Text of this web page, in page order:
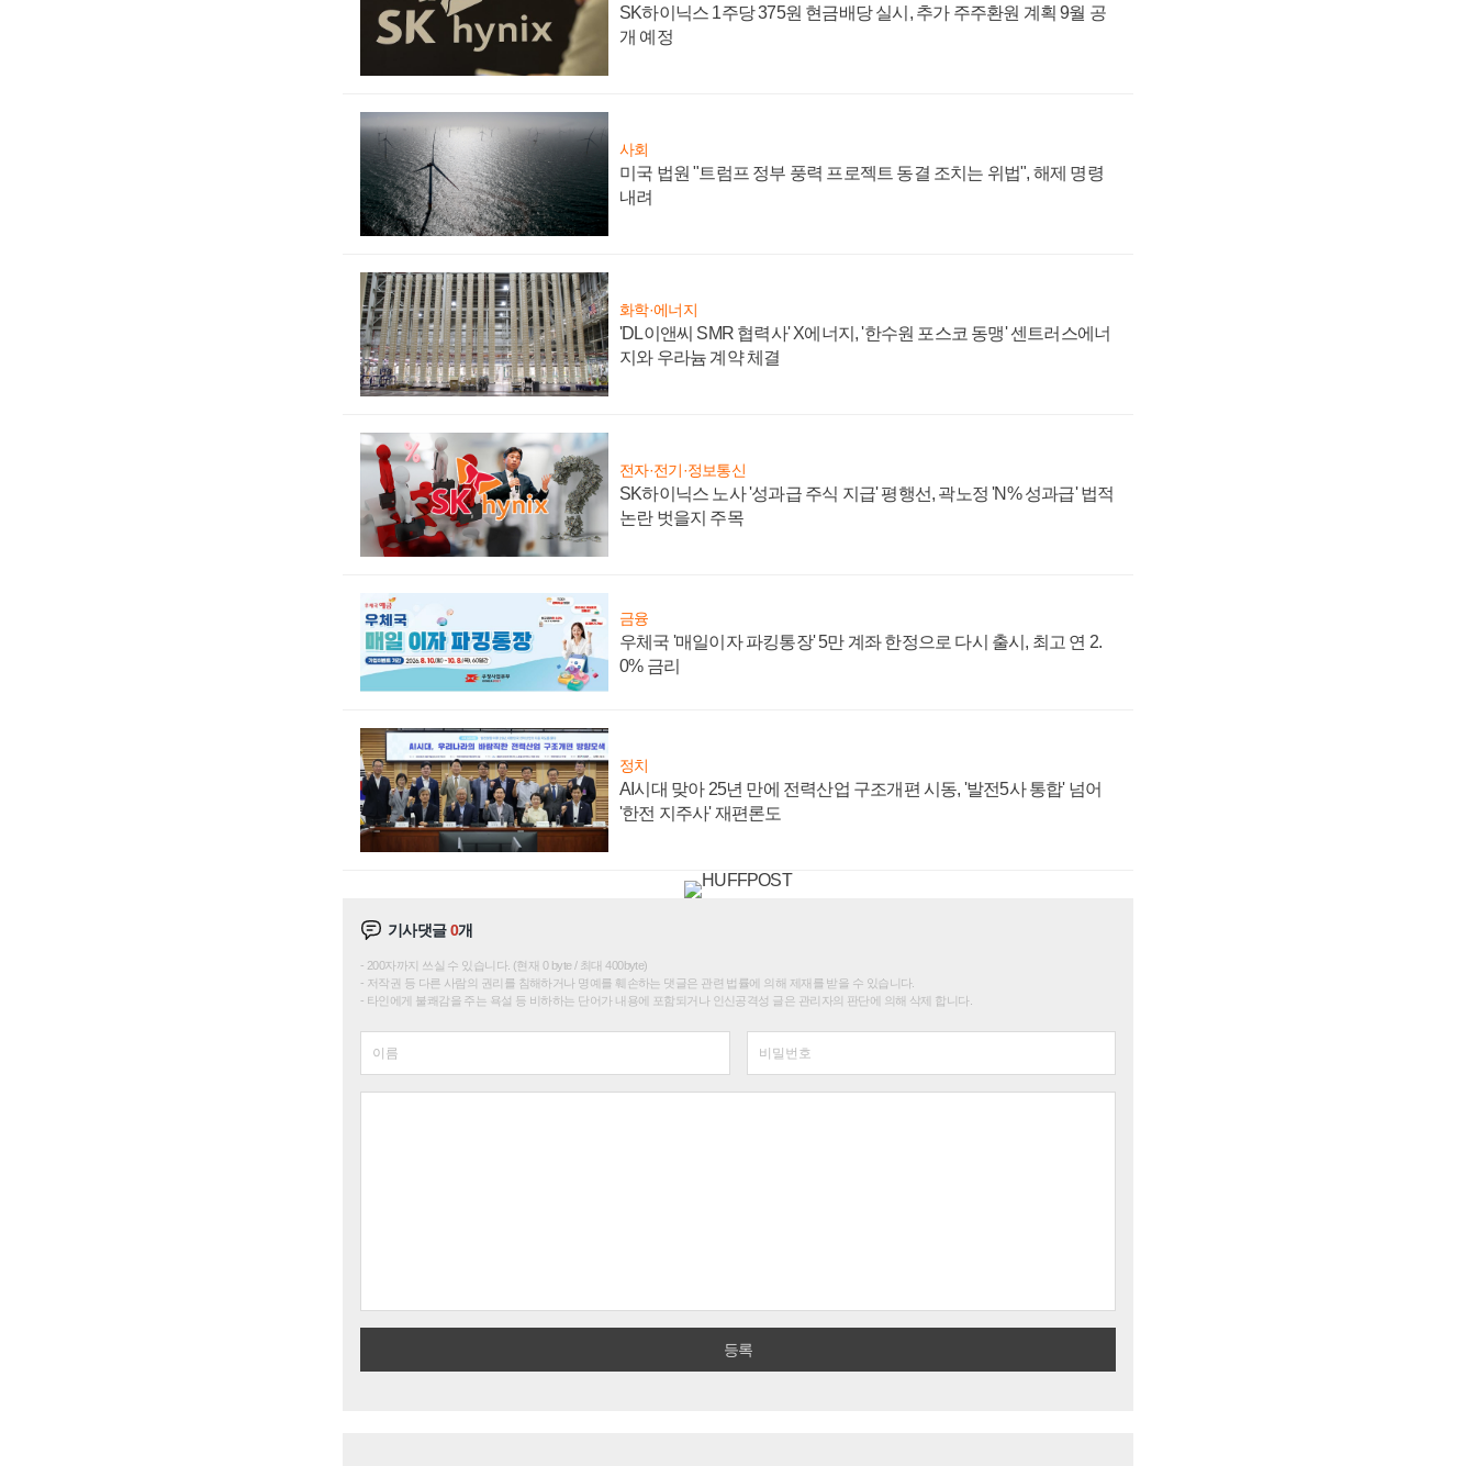
SK하이닉스 1주당 375원 현금배당 실시, 추가 주주환원 계획 9월 공
개 예정
사회
미국 법원 "트럼프 정부 풍력 프로젝트 동결 조치는 위법", 해제 명령
내려
화학·에너지
'DL이앤씨 SMR 협력사' X에너지, '한수원 포스코 동맹' 센트러스에너
지와 우라늄 계약 체결
전자·전기·정보통신
SK하이닉스 노사 '성과급 주식 지급' 평행선, 곽노정 'N% 성과급' 법적
논란 벗을지 주목
금융
우체국 '매일이자 파킹통장' 5만 계좌 한정으로 다시 출시, 최고 연 2.
0% 금리
정치
AI시대 맞아 25년 만에 전력산업 구조개편 시동, '발전5사 통합' 넘어
'한전 지주사' 재편론도
기사댓글0개
200자까지 쓰실 수 있습니다. (현재 0 byte / 최대 400byte)
저작권 등 다른 사람의 권리를 침해하거나 명예를 훼손하는 댓글은 관련 법률에 의해 제재를 받을 수 있습니다.
타인에게 불쾌감을 주는 욕설 등 비하하는 단어가 내용에 포함되거나 인신공격성 글은 관리자의 판단에 의해 삭제 합니다.